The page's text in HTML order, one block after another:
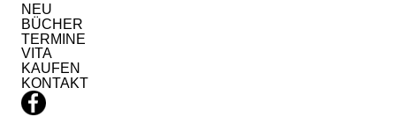
NEU
BÜCHER
TERMINE
VITA
KAUFEN
KONTAKT